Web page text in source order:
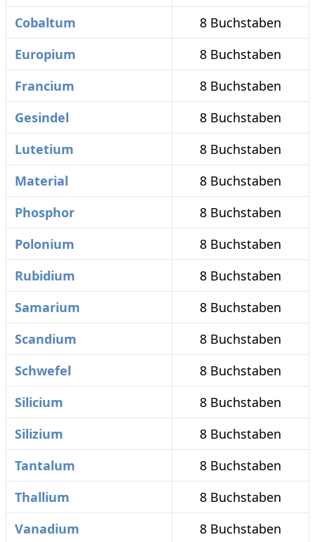
Cobaltum
8 Buchstaben
Europium
8 Buchstaben
Francium
8 Buchstaben
Gesindel
8 Buchstaben
Lutetium
8 Buchstaben
Material
8 Buchstaben
Phosphor
8 Buchstaben
Polonium
8 Buchstaben
Rubidium
8 Buchstaben
Samarium
8 Buchstaben
Scandium
8 Buchstaben
Schwefel
8 Buchstaben
Silicium
8 Buchstaben
Silizium
8 Buchstaben
Tantalum
8 Buchstaben
Thallium
8 Buchstaben
Vanadium
8 Buchstaben